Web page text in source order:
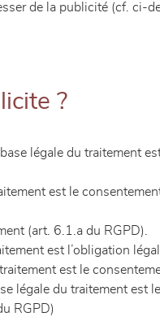
de la publicité (cf. ci-
?
légale du traitement
est le
(art. 6.1.a du RGPD).
est l’obligation
est le
légale du traitement est
RGPD)